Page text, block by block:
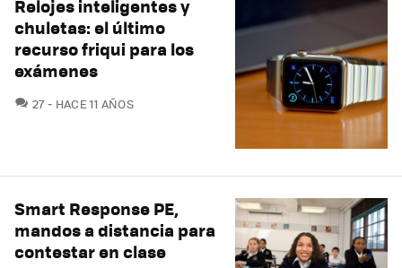
Relojes inteligentes y
chuletas: el último
recurso friqui para los
exámenes
27COMENTARIOS
HACE 11 AÑOS
Smart Response PE,
mandos a distancia para
contestar en clase